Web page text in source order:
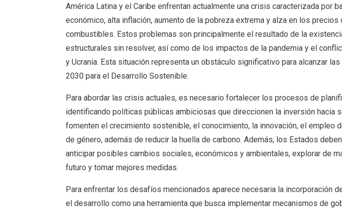
la
navegación
América Latina y el Caribe enfrentan actualmente una crisis caracterizada por
económico, alta inflación, aumento de la pobreza extrema y alza en los precios
combustibles. Estos problemas son principalmente el resultado de la
estructurales sin resolver, así como de los impactos de la pandemia y el
y Ucrania. Esta situación representa un obstáculo significativo para alcanzar
2030 para el Desarrollo Sostenible.
Para abordar las crisis actuales, es necesario fortalecer los procesos de
identificando políticas públicas ambiciosas que direccionen la inversión hacia
fomenten el crecimiento sostenible, el conocimiento, la innovación, el empleo
de género, además de reducir la huella de carbono. Además, los Estados
anticipar posibles cambios sociales, económicos y ambientales, explorar de
futuro y tomar mejores medidas.
Para enfrentar los desafíos mencionados aparece necesaria la incorporación
el desarrollo como una herramienta que busca implementar mecanismos de